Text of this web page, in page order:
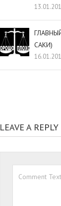
САКИ)
LEAVE A REPLY